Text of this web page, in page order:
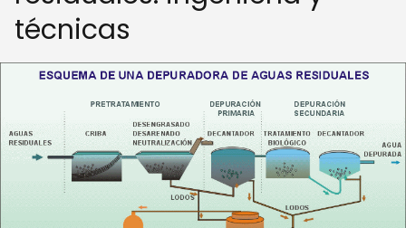
técnicas